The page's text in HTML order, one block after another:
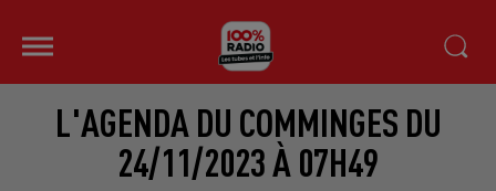
L'AGENDA DU COMMINGES DU
24/11/2023 À 07H49